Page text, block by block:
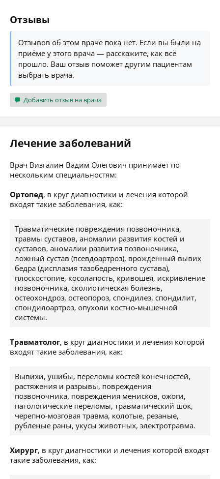
Отзывы
Отзывов об этом враче пока нет. Если вы были на
приёме у этого врача — расскажите, как всё
прошло. Ваш отзыв поможет другим пациентам
выбрать врача.
Добавить отзыв на врача
Лечение заболеваний
Врач Визгалин Вадим Олегович принимает по
нескольким специальностям:
Ортопед, в круг диагностики и лечения которой
входят такие заболевания, как:
Травматические повреждения позвоночника,
травмы суставов, аномалии развития костей и
суставов, аномалии развития позвоночника,
ложный сустав (псевдоартроз), врожденный вывих
бедра (дисплазия тазобедренного сустава),
плоскостопие, косолапость, кривошея, искривление
позвоночника, сколиотическая болезнь,
остеохондроз, остеопороз, спондилез, спондилит,
спондилоартроз, опухоли костно-мышечной
системы.
Травматолог, в круг диагностики и лечения которой
входят такие заболевания, как:
Вывихи, ушибы, переломы костей конечностей,
растяжения и разрывы, повреждения
позвоночника, повреждения менисков, ожоги,
патологические переломы, травматический шок,
черепно-мозговая травма, колотые, резаные,
рубленые раны, укусы животных, электротравма.
Хирург, в круг диагностики и лечения которой входят
такие заболевания, как: